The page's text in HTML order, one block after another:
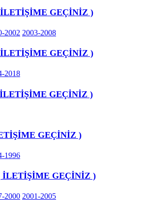
GEÇİNİZ )
2002 2003-2008
GEÇİNİZ )
2018
GEÇİNİZ )
GEÇİNİZ )
1996
İLETİŞİME GEÇİNİZ )
2000 2001-2005